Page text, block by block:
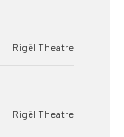
Rigël Theatre
Rigël Theatre